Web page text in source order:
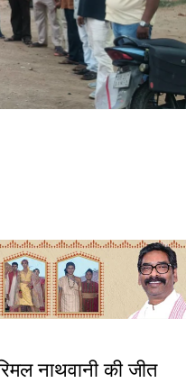
नाथवानी की जीत